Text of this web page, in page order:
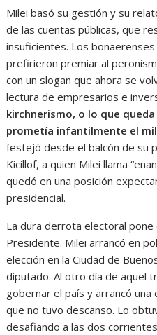
Milei basó su gestión y su
de las cuentas públicas, que
insuficientes. Los
prefirieron premiar al
con un slogan que ahora se
lectura de empresarios e
kirchnerismo, o lo que
prometía infantilmente el
festejó desde el balcón de su
Kicillof, a quien Milei llama
quedó en una posición
presidencial.
La dura derrota electoral
Presidente. Milei arrancó en
elección en la Ciudad de
diputado. Al otro día de aquel
gobernar el país y arrancó
que no tuvo descanso. Lo
desafiando a las dos